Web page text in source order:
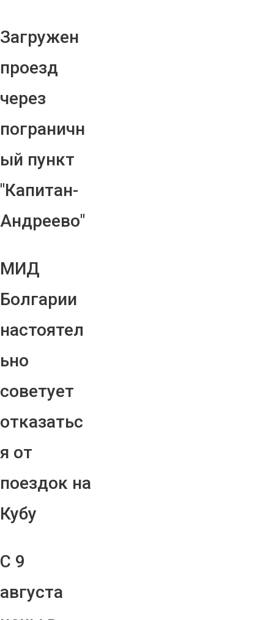
Загружен
проезд
через
пограничн
ый пункт
"Капитан-
Андреево"
МИД
Болгарии
настоятел
ьно
советует
отказатьс
я от
поездок на
Кубу
С 9
августа